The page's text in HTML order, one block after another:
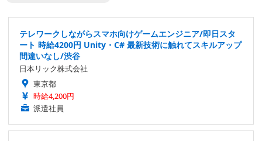
テレワークしながらスマホ向けゲームエンジニア/即日スタ
ート 時給4200円 Unity・C# 最新技術に触れてスキルアップ
間違いなし/渋谷
日本リック株式会社
東京都
時給4,200円
派遣社員